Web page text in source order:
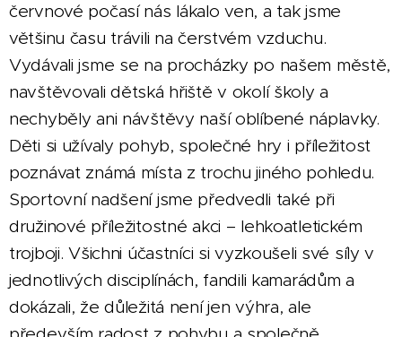
červnové počasí nás lákalo ven, a tak jsme
většinu času trávili na čerstvém vzduchu.
Vydávali jsme se na procházky po našem městě,
navštěvovali dětská hřiště v okolí školy a
nechyběly ani návštěvy naší oblíbené náplavky.
Děti si užívaly pohyb, společné hry i příležitost
poznávat známá místa z trochu jiného pohledu.
Sportovní nadšení jsme předvedli také při
družinové příležitostné akci – lehkoatletickém
trojboji. Všichni účastníci si vyzkoušeli své síly v
jednotlivých disciplínách, fandili kamarádům a
dokázali, že důležitá není jen výhra, ale